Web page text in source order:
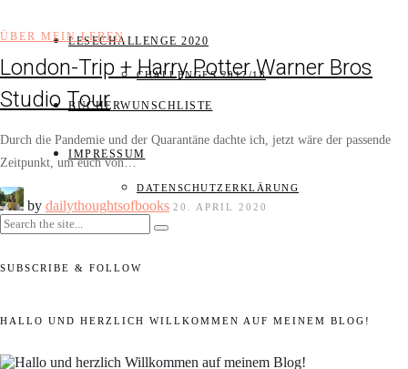
LESECHALLENGE 2020
CHALLENGES 2017/18
BÜCHERWUNSCHLISTE
IMPRESSUM
DATENSCHUTZERKLÄRUNG
ÜBER MEIN LEBEN
London-Trip + Harry Potter Warner Bros
Studio Tour
Durch die Pandemie und der Quarantäne dachte ich, jetzt wäre der passende
Zeitpunkt, um euch von…
by dailythoughtsofbooks 20. APRIL 2020
SUBSCRIBE & FOLLOW
HALLO UND HERZLICH WILLKOMMEN AUF MEINEM BLOG!